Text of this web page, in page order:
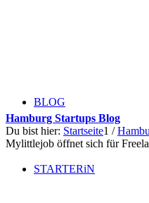
BLOG
STARTERiN
Hamburg Startups Blog
Du bist hier: Startseite1 /
Mylittlejob öffnet sich für